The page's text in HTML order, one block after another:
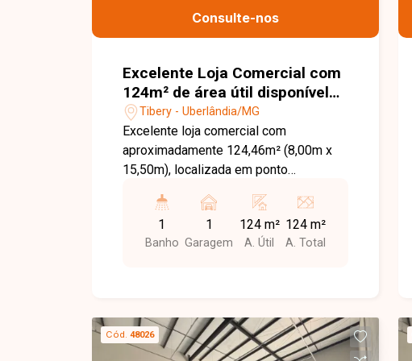
Consulte-nos
Excelente Loja Comercial com
124m² de área útil disponível
para locação no bairro Tibery
em Uberlândia - MG.
Tibery - Uberlândia/MG
Excelente loja comercial com
aproximadamente 124,46m² (8,00m x
15,50m), localizada em ponto
Av. Rondon Pacheco. O imóvel conta
com pé-direito alto de 7 metros,
permitindo a instalação de mezanino
automatizadas com controle, banheiros
com acessibilidade, instalação para
1
Banho
1
Garagem
124 m²
A. Útil
124 m²
A. Total
Cód. 48026